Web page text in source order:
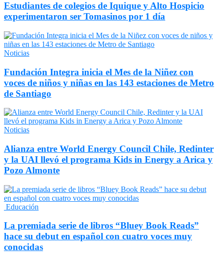
Estudiantes de colegios de Iquique y Alto Hospicio
experimentaron ser Tomasinos por 1 día
Noticias
Fundación Integra inicia el Mes de la Niñez con
voces de niños y niñas en las 143 estaciones de Metro
de Santiago
Noticias
Alianza entre World Energy Council Chile, Redinter
y la UAI llevó el programa Kids in Energy a Arica y
Pozo Almonte
Educación
La premiada serie de libros “Bluey Book Reads”
hace su debut en español con cuatro voces muy
conocidas